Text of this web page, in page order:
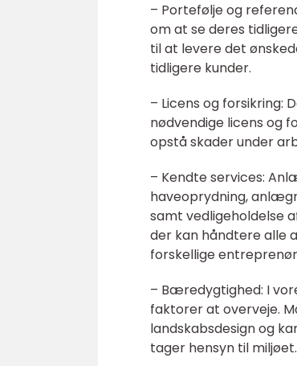
– Portefølje og
om at se deres
til at levere det
tidligere kunder.
– Licens og
nødvendige licens og
opstå skader under
– Kendte services:
haveoprydning,
samt vedligeholdelse
der kan håndtere alle
forskellige
– Bæredygtighed: I
faktorer at overveje.
landskabsdesign og
tager hensyn til miljøet.